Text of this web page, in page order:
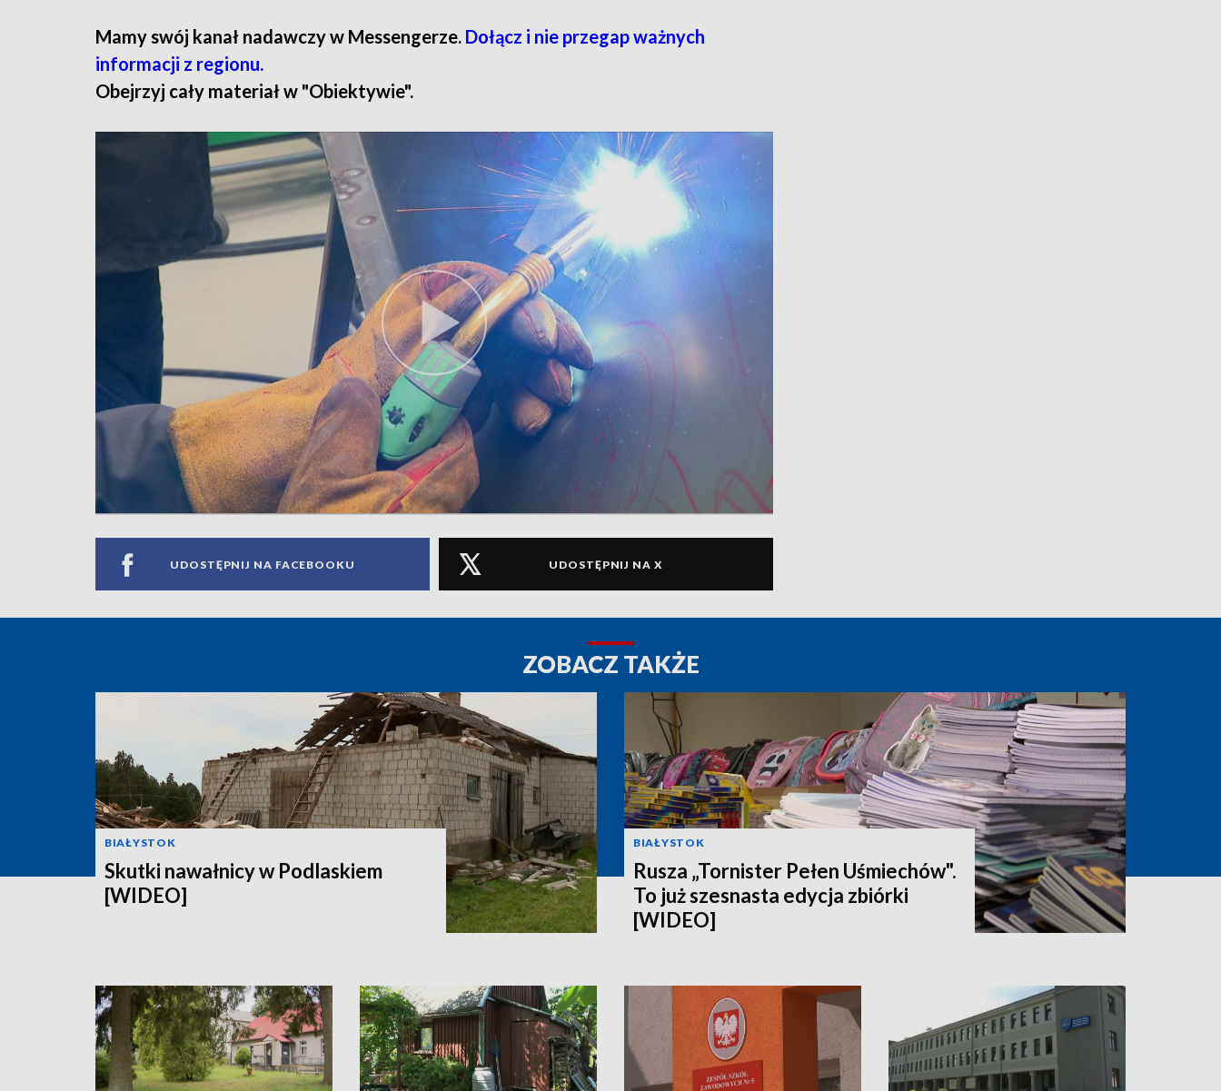
Mamy swój kanał nadawczy w Messengerze. Dołącz i nie przegap ważnych
informacji z regionu.
Obejrzyj cały materiał w "Obiektywie".
UDOSTĘPNIJ NA FACEBOOKU UDOSTĘPNIJ NA X
ZOBACZ TAKŻE
BIAŁYSTOK
Skutki nawałnicy w Podlaskiem
[WIDEO]
BIAŁYSTOK
Rusza „Tornister Pełen Uśmiechów".
To już szesnasta edycja zbiórki
[WIDEO]